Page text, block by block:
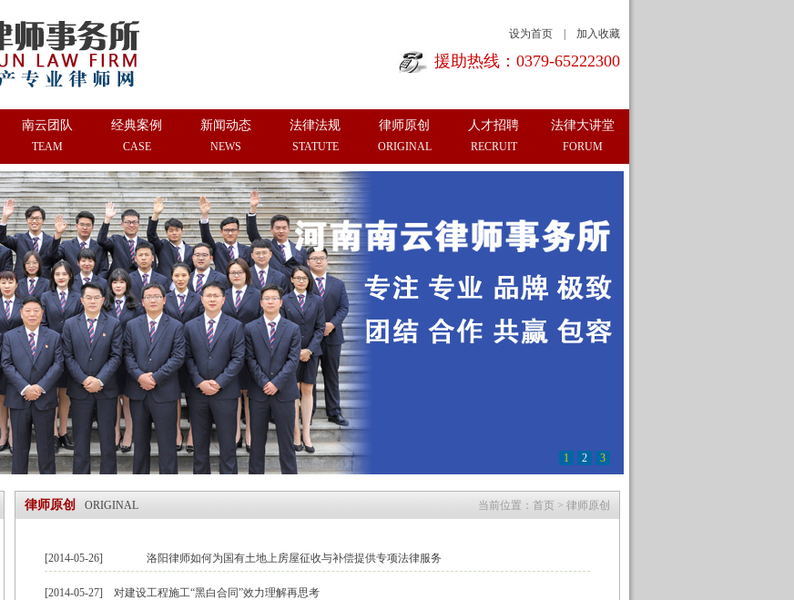
设为首页 加入收藏
援助热线：0379-65222300
南云团队
TEAM
经典案例
CASE
新闻动态
NEWS
法律法规
STATUTE
律师原创
ORIGINAL
人才招聘
RECRUIT
法律大讲堂
FORUM
1 2 3
律师原创 ORIGINAL 当前位置： 首页 > 律师原创
[2014-05-26] 洛阳律师如何为国有土地上房屋征收与补偿提供专项法律服务
[2014-05-27] 对建设工程施工“黑白合同”效力理解再思考